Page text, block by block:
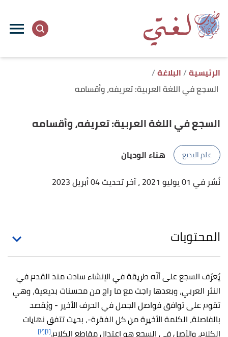
الرئيسية البلاغة
السجع في اللغة العربية: تعريفه، وأقسامه
السجع في اللغة العربية: تعريفه، وأقسامه
علم البديع
هناء الوديان
نُشر في 01 يوليو 2021
، آخر تحديث 04 أبريل 2023
المحتويات
يُعرّف السجع على أنّه طریقة في الإنشاء سادت منذ القدم في
النثر العربي، وبعدها راجت مع ما راج من محسنات بدیعیة، وهي
تقوم على توافق فواصل الجمل في الحرف الأخير - ويُقصد
بالفاصلة، الكلمة الأخيرة من كل الفقرة-، بحيث تتفق نهايات
الكلام، والأصل في السجع هو اعتدال مقاطع الكلام.[١] [٢]